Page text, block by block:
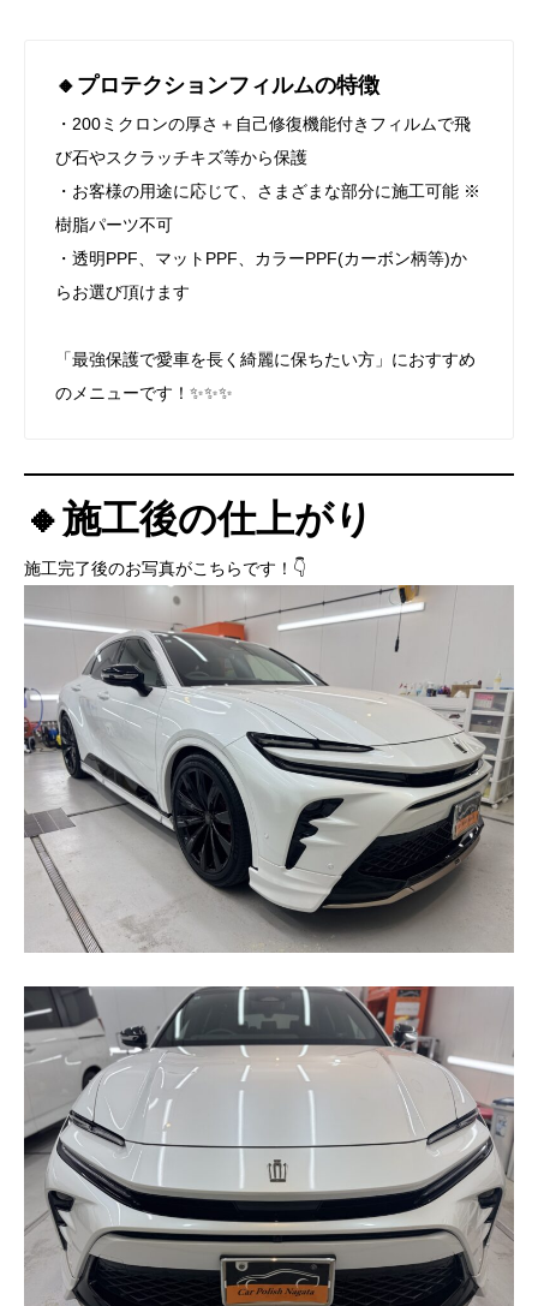
🔸プロテクションフィルムの特徴
・200ミクロンの厚さ＋自己修復機能付きフィルムで飛
び石やスクラッチキズ等から保護
・お客様の用途に応じて、さまざまな部分に施工可能 ※
樹脂パーツ不可
・透明PPF、マットPPF、カラーPPF(カーボン柄等)か
らお選び頂けます
「最強保護で愛車を長く綺麗に保ちたい方」におすすめ
のメニューです！✨✨✨
🔸施工後の仕上がり
施工完了後のお写真がこちらです！👇